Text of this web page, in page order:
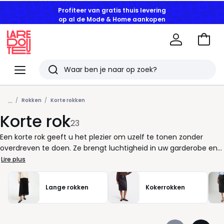
Profiteer van gratis thuis levering
op al de Mode & Home aankopen
Menu
Redoute
Zoeken
Laatst
bekeken
artikelen
Naar
... Rokken Korte rokken
Korte rok23
Een korte rok geeft u het plezier om uzelf te tonen zonder
overdreven te doen. Ze brengt luchtigheid in uw garderobe en
laat u moeiteloos spelen met stijlen, seizoenen en
gelegenheden. Combineer haar met sneakers en een los T-
shirt voor een vlotte dag, of met hakken en een fijne blouse
voor een avond uit. Zo past ze zich aan aan uw ritme, niet
omgekeerd. Het voordeel van een korte rok zit in haar
Lire plus
Lange rokken Kokerrokken